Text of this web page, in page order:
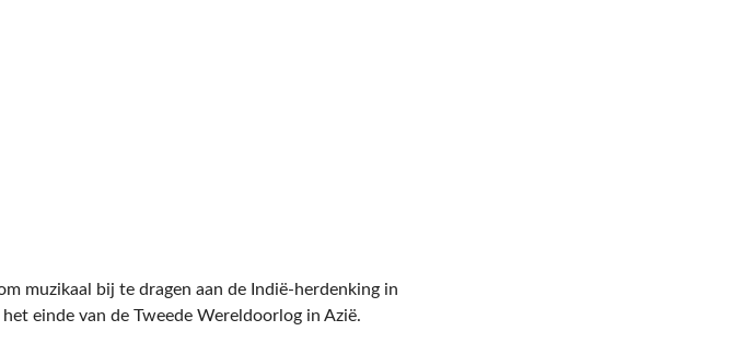
muzikaal bij te dragen aan de Indië-herdenking in
einde van de Tweede Wereldoorlog in Azië.